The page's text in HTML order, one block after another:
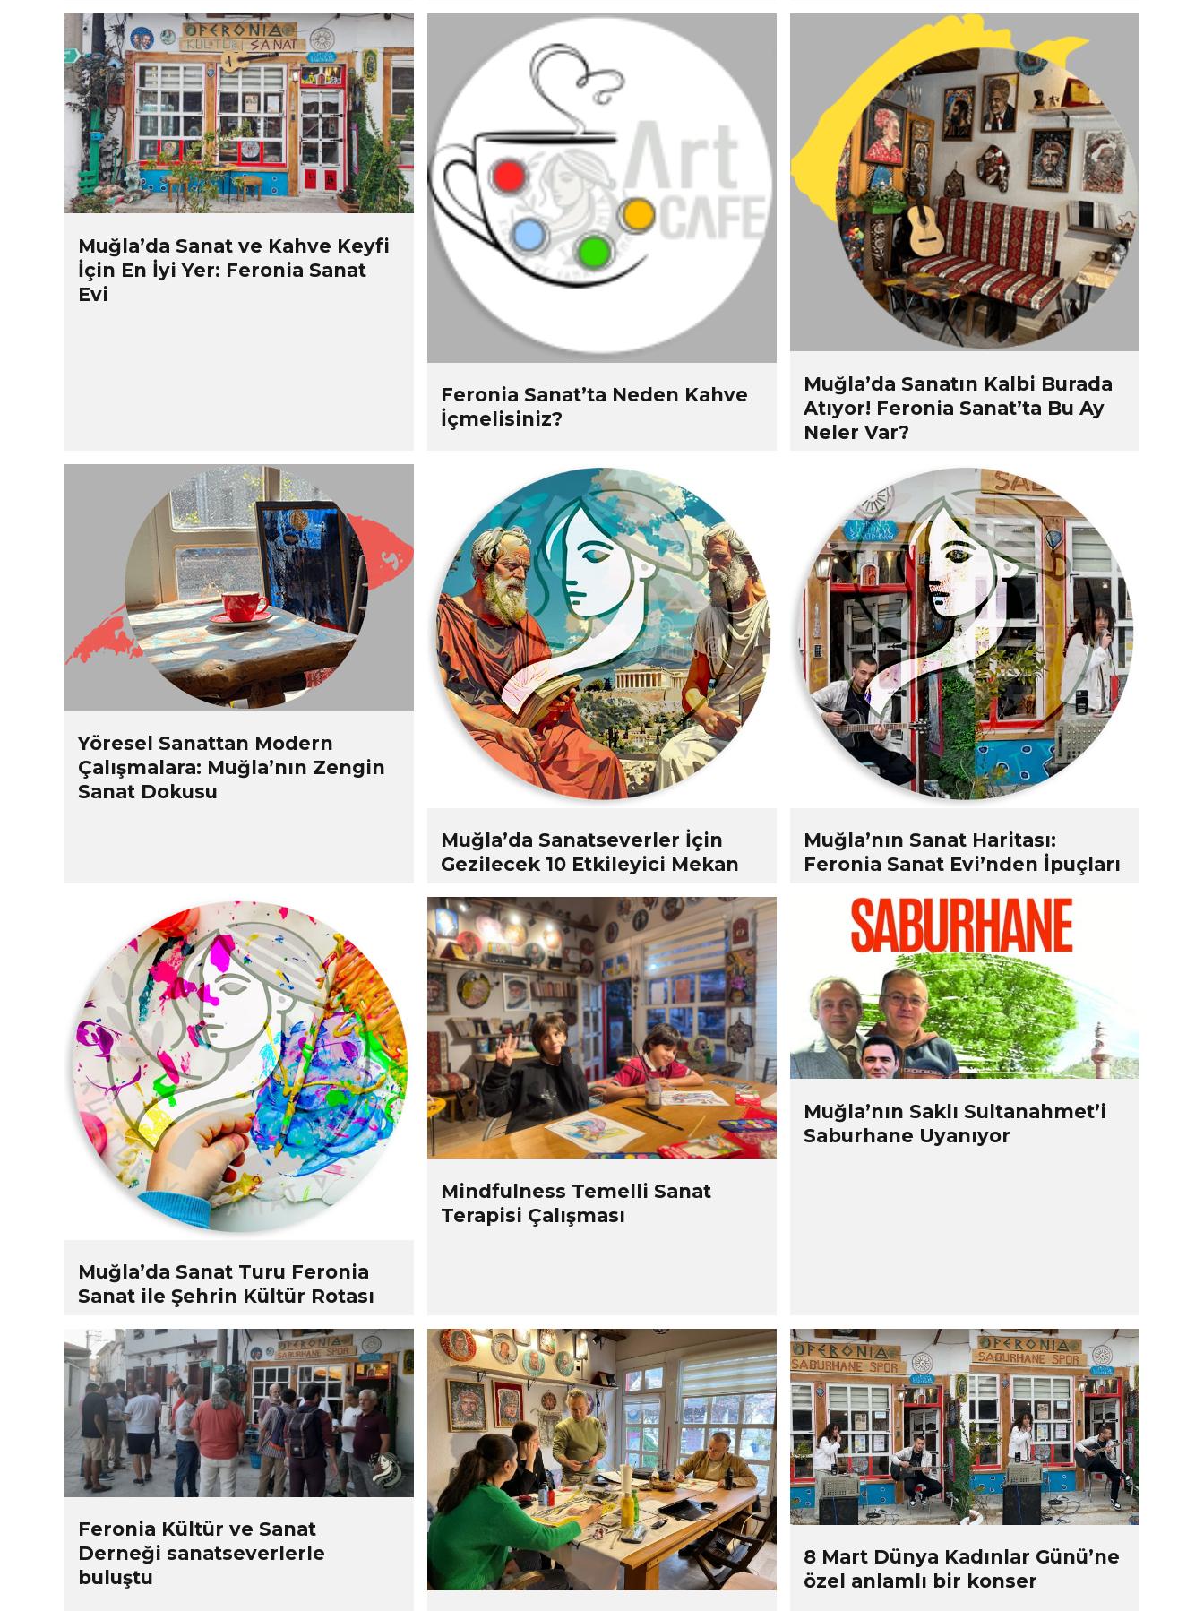
Muğla’da Sanat ve Kahve Keyfi
İçin En İyi Yer: Feronia Sanat
Evi
Feronia Sanat’ta Neden Kahve
İçmelisiniz?
Muğla’da Sanatın Kalbi Burada
Atıyor! Feronia Sanat’ta Bu Ay
Neler Var?
Yöresel Sanattan Modern
Çalışmalara: Muğla’nın Zengin
Sanat Dokusu
Muğla’da Sanatseverler İçin
Gezilecek 10 Etkileyici Mekan
Muğla’nın Sanat Haritası:
Feronia Sanat Evi’nden İpuçları
Muğla’da Sanat Turu Feronia
Sanat ile Şehrin Kültür Rotası
Mindfulness Temelli Sanat
Terapisi Çalışması
Muğla’nın Saklı Sultanahmet’i
Saburhane Uyanıyor
Feronia Kültür ve Sanat
Derneği sanatseverlerle
buluştu
8 Mart Dünya Kadınlar Günü’ne
özel anlamlı bir konser